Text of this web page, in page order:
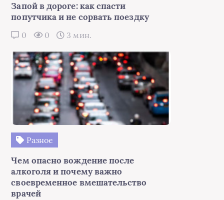
Запой в дороге: как спасти
попутчика и не сорвать поездку
0 0 3 мин.
Разное
Чем опасно вождение после
алкоголя и почему важно
своевременное вмешательство
врачей